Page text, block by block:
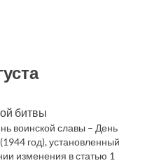
битвы
воинской славы – День
год), установленный
изменения в статью 1